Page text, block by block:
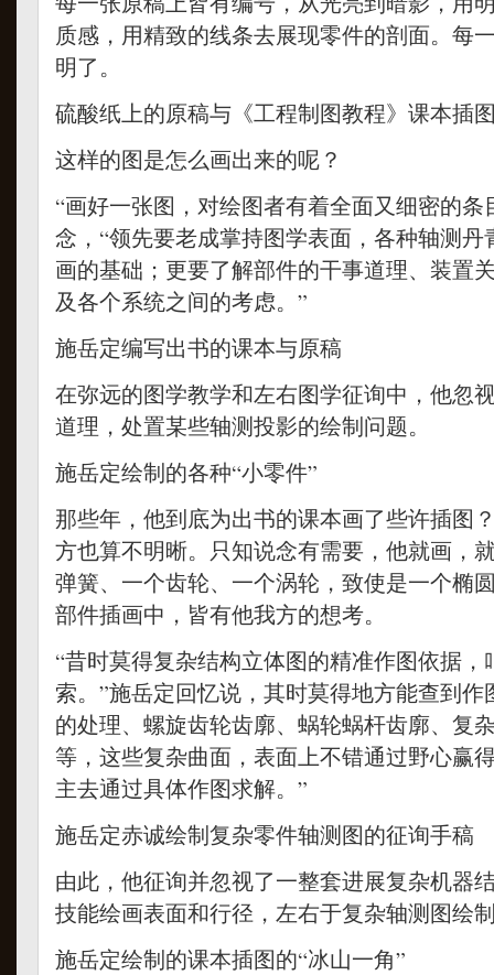
质感，用精致的线条去展现零件的剖面。每
明了。
硫酸纸上的原稿与《工程制图教程》课本插
这样的图是怎么画出来的呢？
“画好一张图，对绘图者有着全面又细密的条
念，“领先要老成掌持图学表面，各种轴测
画的基础；更要了解部件的干事道理、装置
及各个系统之间的考虑。”
施岳定编写出书的课本与原稿
在弥远的图学教学和左右图学征询中，他忽
道理，处置某些轴测投影的绘制问题。
施岳定绘制的各种“小零件”
那些年，他到底为出书的课本画了些许插图
方也算不明晰。只知说念有需要，他就画，
弹簧、一个齿轮、一个涡轮，致使是一个椭
部件插画中，皆有他我方的想考。
“昔时莫得复杂结构立体图的精准作图依据，
索。”施岳定回忆说，其时莫得地方能查到作
的处理、螺旋齿轮齿廓、蜗轮蜗杆齿廓、复
等，这些复杂曲面，表面上不错通过野心赢
主去通过具体作图求解。”
施岳定赤诚绘制复杂零件轴测图的征询手稿
由此，他征询并忽视了一整套进展复杂机器
技能绘画表面和行径，左右于复杂轴测图绘
施岳定绘制的课本插图的“冰山一角”